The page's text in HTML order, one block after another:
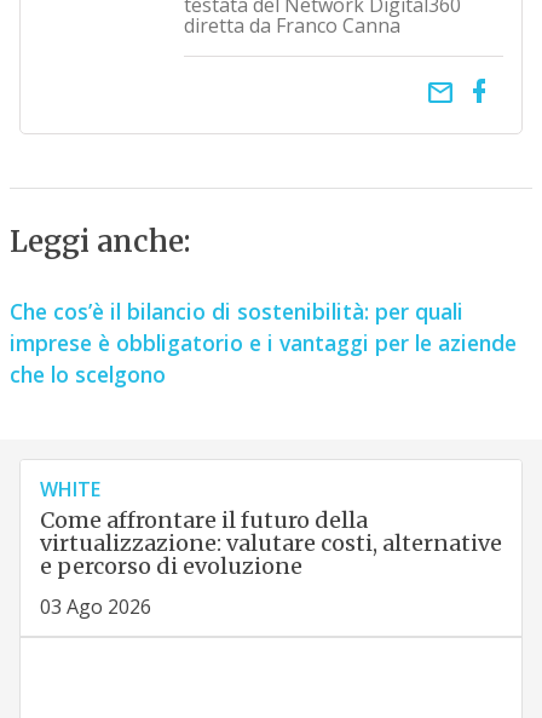
diretta da Franco Canna
email
Leggi anche:
Che cos’è il bilancio di sostenibilità: per quali
imprese è obbligatorio e i vantaggi per le aziende
che lo scelgono
WHITE
Come affrontare il futuro della
virtualizzazione: valutare costi, alternative
e percorso di evoluzione
03 Ago 2026